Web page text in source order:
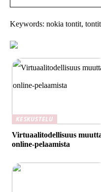
Keywords: nokia tontit,
KESKUSTELU
Virtuaalitodellisuus
online-pelaamista